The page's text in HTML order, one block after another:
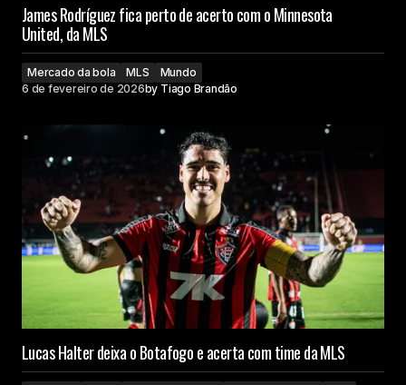
James Rodríguez fica perto de acerto com o Minnesota
United, da MLS
Mercado da bola MLS
Mundo
6 de fevereiro de 2026by Tiago Brandão
Lucas Halter deixa o Botafogo e acerta com time da MLS